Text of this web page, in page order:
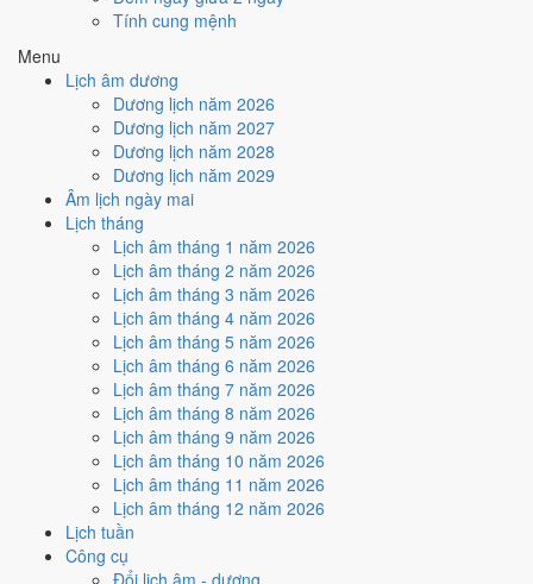
Tính cung mệnh
Menu
Lịch âm dương
Dương lịch năm 2026
Dương lịch năm 2027
Dương lịch năm 2028
Dương lịch năm 2029
Âm lịch ngày mai
Lịch tháng
Lịch âm tháng 1 năm 2026
Lịch âm tháng 2 năm 2026
Lịch âm tháng 3 năm 2026
Lịch âm tháng 4 năm 2026
Lịch âm tháng 5 năm 2026
Lịch âm tháng 6 năm 2026
Lịch âm tháng 7 năm 2026
Lịch âm tháng 8 năm 2026
Lịch âm tháng 9 năm 2026
Lịch âm tháng 10 năm 2026
Lịch âm tháng 11 năm 2026
Lịch âm tháng 12 năm 2026
Lịch tuần
Công cụ
Đổi lịch âm - dương
Cách tính ngày tốt
4/10 Trung bình
Ký hợp đồng - giao ước hôm nay ở
Ngày Hoàng Đạo, nhưng Trực Nguy kéo giảm điểm.
Cách tính ngày tốt
Động thổ - khởi công
4 /10Trung bình
Động thổ - khởi công hôm nay ở
Ngày Hoàng Đạo, nhưng Trực Nguy kéo giảm điểm.
Cách tính ngày tốt
Nhập trạch - vào nhà mới
Tốt
Nhập trạch - vào nhà mới hôm nay ở
Ngày Hoàng Đạo.
Cách tính ngày tốt
Mua xe - tậu xe
Trung bình
Mua xe - tậu xe hôm nay ởmức trung bình (4/10)
Ngày Hoàng Đạo, nhưng Trực Nguy kéo giảm điểm.
Cách tính ngày tốt
✈️
Xuất hành - đi xa